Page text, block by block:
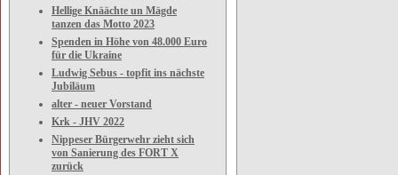
Hellige Knäächte un Mägde
tanzen das Motto 2023
Spenden in Höhe von 48.000 Euro
für die Ukraine
Ludwig Sebus - topfit ins nächste
Jubiläum
alter - neuer Vorstand
Krk - JHV 2022
Nippeser Bürgerwehr zieht sich
von Sanierung des FORT X
zurück